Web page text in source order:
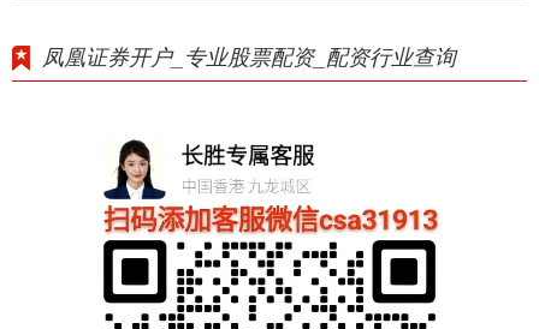
凤凰证券开户_专业股票配资_配资行业查询